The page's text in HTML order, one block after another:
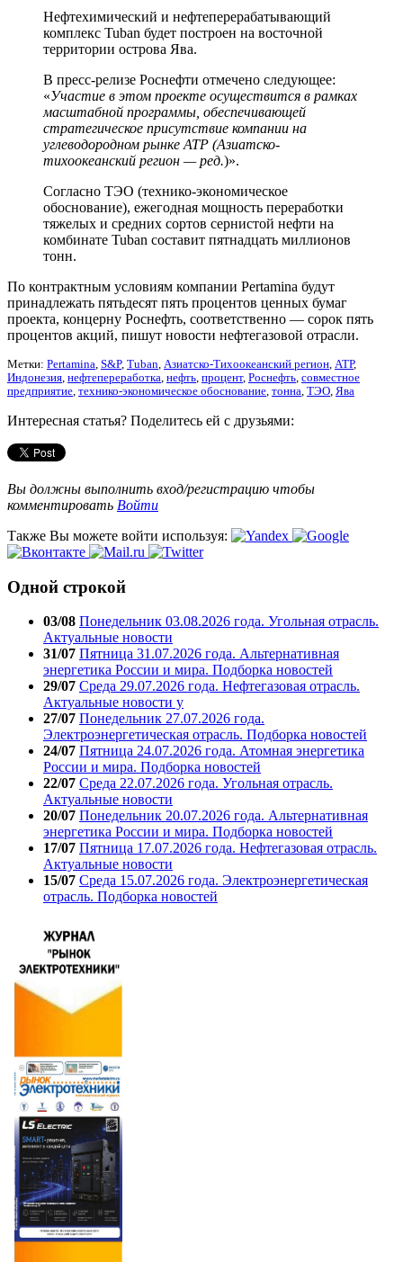
Нефтехимический и нефтеперерабатывающий
комплекс Tuban будет построен на восточной
территории острова Ява.
В пресс-релизе Роснефти отмечено следующее:
«Участие в этом проекте осуществится в рамках
масштабной программы, обеспечивающей
стратегическое присутствие компании на
углеводородном рынке АТР (Азиатско-
тихоокеанский регион — ред.)».
Согласно ТЭО (технико-экономическое
обоснование), ежегодная мощность переработки
тяжелых и средних сортов сернистой нефти на
комбинате Tuban составит пятнадцать миллионов
тонн.
По контрактным условиям компании Pertamina будут
принадлежать пятьдесят пять процентов ценных бумаг
проекта, концерну Роснефть, соответственно — сорок пять
процентов акций, пишут новости нефтегазовой отрасли.
Метки: Pertamina, S&P, Tuban, Азиатско-Тихоокеанский регион, АТР,
Индонезия, нефтепереработка, нефть, процент, Роснефть, совместное
предприятие, технико-экономическое обоснование, тонна, ТЭО, Ява
Интересная статья? Поделитесь ей с друзьями:
Вы должны выполнить вход/регистрацию чтобы
комментировать Войти
Также Вы можете войти используя:
Одной строкой
03/08 Понедельник 03.08.2026 года. Угольная отрасль.
Актуальные новости
31/07 Пятница 31.07.2026 года. Альтернативная
энергетика России и мира. Подборка новостей
29/07 Среда 29.07.2026 года. Нефтегазовая отрасль.
Актуальные новости у
27/07 Понедельник 27.07.2026 года.
Электроэнергетическая отрасль. Подборка новостей
24/07 Пятница 24.07.2026 года. Атомная энергетика
России и мира. Подборка новостей
22/07 Среда 22.07.2026 года. Угольная отрасль.
Актуальные новости
20/07 Понедельник 20.07.2026 года. Альтернативная
энергетика России и мира. Подборка новостей
17/07 Пятница 17.07.2026 года. Нефтегазовая отрасль.
Актуальные новости
15/07 Среда 15.07.2026 года. Электроэнергетическая
отрасль. Подборка новостей